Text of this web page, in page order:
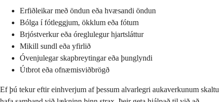
Erfiðleikar með öndun eða hvæsandi öndun
Bólga í fótleggjum, ökklum eða fótum
Brjóstverkur eða óreglulegur hjartsláttur
Mikill sundl eða yfirlið
Óvenjulegar skapbreytingar eða þunglyndi
Útbrot eða ofnæmisviðbrögð
Ef þú tekur eftir einhverjum af þessum alvarlegri aukaverkunum skaltu